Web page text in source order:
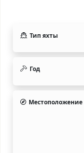
Тип яхты
Год
Местоположение